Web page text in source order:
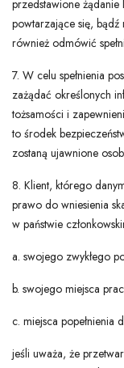
przedstawione żądanie
powtarzające się,
również odmówić
7. W celu spełnienia
zażądać określonych
tożsamości i
to środek
zostaną ujawnione
8. Klient, którego
prawo do wniesienia
w państwie
a. swojego zwykłego
b. swojego miejsca
c. miejsca popełnienia
jeśli uważa, że